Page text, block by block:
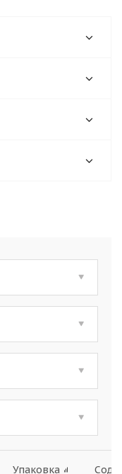
Упаковка